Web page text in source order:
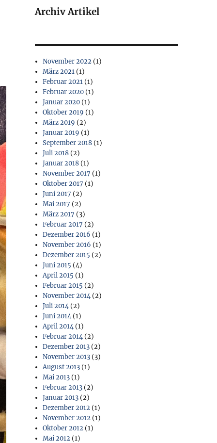
Archiv Artikel
November 2022 (1)
März 2021 (1)
Februar 2021 (1)
Februar 2020 (1)
Januar 2020 (1)
Oktober 2019 (1)
März 2019 (2)
Januar 2019 (1)
September 2018 (1)
Juli 2018 (2)
Januar 2018 (1)
November 2017 (1)
Oktober 2017 (1)
Juni 2017 (2)
Mai 2017 (2)
März 2017 (3)
Februar 2017 (2)
Dezember 2016 (1)
November 2016 (1)
Dezember 2015 (2)
Juni 2015 (4)
April 2015 (1)
Februar 2015 (2)
November 2014 (2)
Juli 2014 (2)
Juni 2014 (1)
April 2014 (1)
Februar 2014 (2)
Dezember 2013 (2)
November 2013 (3)
August 2013 (1)
Mai 2013 (1)
Februar 2013 (2)
Januar 2013 (2)
Dezember 2012 (1)
November 2012 (1)
Oktober 2012 (1)
Mai 2012 (1)